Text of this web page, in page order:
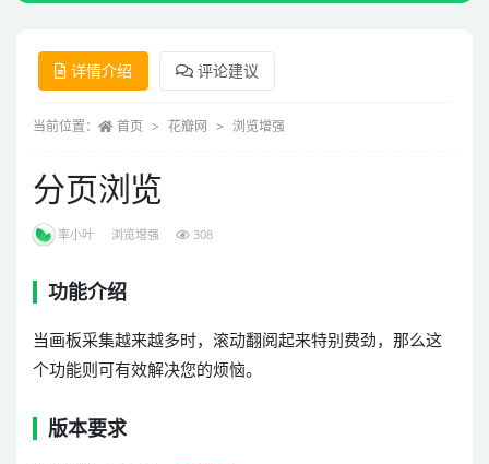
详情介绍 评论建议
当前位置： 首页 花瓣网 浏览增强
分页浏览
率小叶 浏览增强 308
功能介绍
当画板采集越来越多时，滚动翻阅起来特别费劲，那么这
个功能则可有效解决您的烦恼。
版本要求